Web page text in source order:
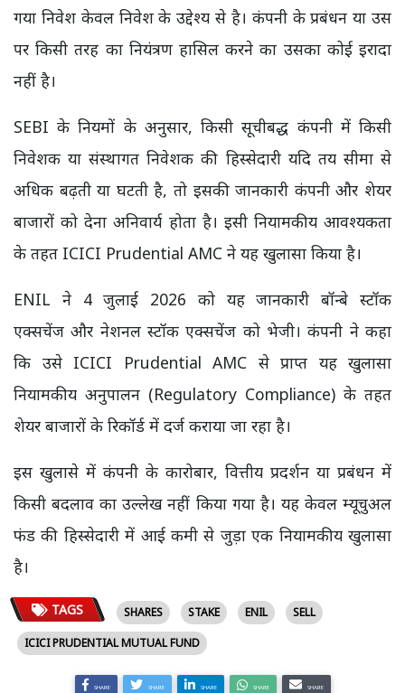
गया निवेश केवल निवेश के उद्देश्य से है। कंपनी के प्रबंधन या उस
पर किसी तरह का नियंत्रण हासिल करने का उसका कोई इरादा
नहीं है।
SEBI के नियमों के अनुसार, किसी सूचीबद्ध कंपनी में किसी
निवेशक या संस्थागत निवेशक की हिस्सेदारी यदि तय सीमा से
अधिक बढ़ती या घटती है, तो इसकी जानकारी कंपनी और शेयर
बाजारों को देना अनिवार्य होता है। इसी नियामकीय आवश्यकता
के तहत ICICI Prudential AMC ने यह खुलासा किया है।
ENIL ने 4 जुलाई 2026 को यह जानकारी बॉन्बे स्टॉक
एक्सचेंज और नेशनल स्टॉक एक्सचेंज को भेजी। कंपनी ने कहा
कि उसे ICICI Prudential AMC से प्राप्त यह खुलासा
नियामकीय अनुपालन (Regulatory Compliance) के तहत
शेयर बाजारों के रिकॉर्ड में दर्ज कराया जा रहा है।
इस खुलासे में कंपनी के कारोबार, वित्तीय प्रदर्शन या प्रबंधन में
किसी बदलाव का उल्लेख नहीं किया गया है। यह केवल म्यूचुअल
फंड की हिस्सेदारी में आई कमी से जुड़ा एक नियामकीय खुलासा
है।
TAGS SHARES STAKE ENIL
SELL
ICICI PRUDENTIAL MUTUAL FUND
SHARE SHARE SHARE SHARE SHARE